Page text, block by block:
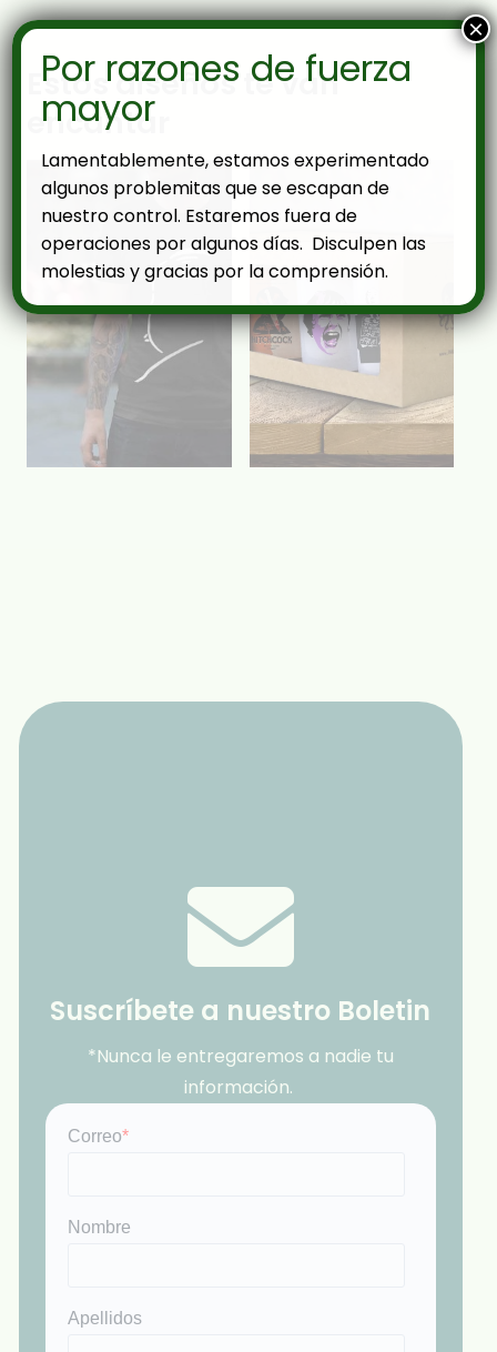
Estos diseños te van
encantar
Suscríbete a nuestro Boletin
*Nunca le entregaremos a nadie tu
información.
Por razones de fuerza
mayor
Lamentablemente, estamos experimentado
algunos problemitas que se escapan de
nuestro control. Estaremos fuera de
operaciones por algunos días. Disculpen las
molestias y gracias por la comprensión.
×